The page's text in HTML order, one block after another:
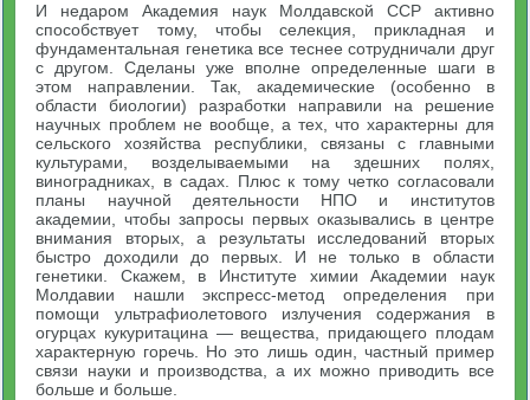
И недаром Академия наук Молдавской ССР активно
способствует тому, чтобы селекция, прикладная и
фундаментальная генетика все теснее сотрудничали друг
с другом. Сделаны уже вполне определенные шаги в
этом направлении. Так, академические (особенно в
области биологии) разработки направили на решение
научных проблем не вообще, а тех, что характерны для
сельского хозяйства республики, связаны с главными
культурами, возделываемыми на здешних полях,
виноградниках, в садах. Плюс к тому четко согласовали
планы научной деятельности НПО и институтов
академии, чтобы запросы первых оказывались в центре
внимания вторых, а результаты исследований вторых
быстро доходили до первых. И не только в области
генетики. Скажем, в Институте химии Академии наук
Молдавии нашли экспресс-метод определения при
помощи ультрафиолетового излучения содержания в
огурцах кукуритацина — вещества, придающего плодам
характерную горечь. Но это лишь один, частный пример
связи науки и производства, а их можно приводить все
больше и больше.